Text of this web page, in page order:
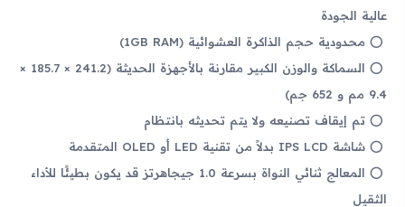
عالية الجودة
محدودية حجم الذاكرة العشوائية (1GB RAM)
السماكة والوزن الكبير مقارنة بالأجهزة الحديثة (241.2 × 185.7 ×
9.4 مم و 652 جم)
تم إيقاف تصنيعه ولا يتم تحديثه بانتظام
شاشة IPS LCD بدلاً من تقنية LED أو OLED المتقدمة
المعالج ثنائي النواة بسرعة 1.0 جيجاهرتز قد يكون بطيئًا للأداء
الثقيل